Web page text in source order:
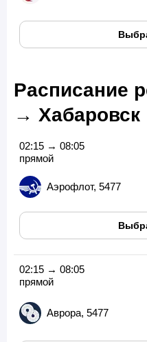
Расписание
→ Хабаровск
02:15 → 08:05
прямой
Аэрофлот, 5477
02:15 → 08:05
прямой
Аврора, 5477